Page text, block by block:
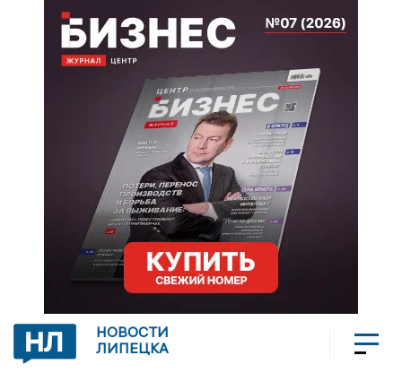
НОВОСТИ
ЛИПЕЦКА